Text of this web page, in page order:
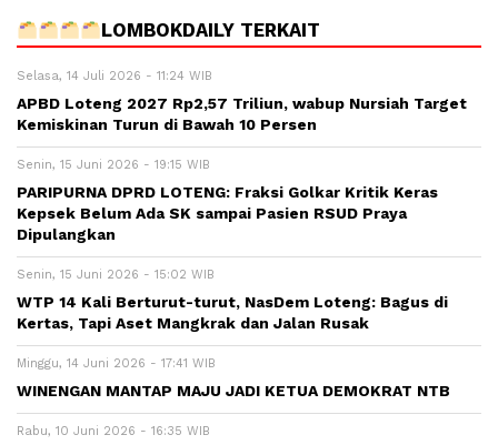
LOMBOKDAILY TERKAIT
Selasa, 14 Juli 2026 - 11:24 WIB
APBD Loteng 2027 Rp2,57 Triliun, wabup Nursiah Target
Kemiskinan Turun di Bawah 10 Persen
Senin, 15 Juni 2026 - 19:15 WIB
PARIPURNA DPRD LOTENG: Fraksi Golkar Kritik Keras
Kepsek Belum Ada SK sampai Pasien RSUD Praya
Dipulangkan
Senin, 15 Juni 2026 - 15:02 WIB
WTP 14 Kali Berturut-turut, NasDem Loteng: Bagus di
Kertas, Tapi Aset Mangkrak dan Jalan Rusak
Minggu, 14 Juni 2026 - 17:41 WIB
WINENGAN MANTAP MAJU JADI KETUA DEMOKRAT NTB
Rabu, 10 Juni 2026 - 16:35 WIB